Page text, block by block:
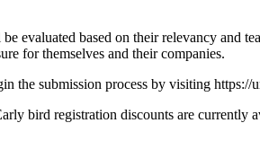
evaluated based on their relevancy and
for themselves and their companies.
the submission process by visiting https://
bird registration discounts are currently